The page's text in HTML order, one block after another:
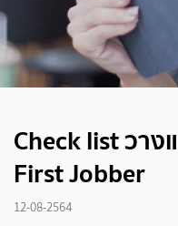
Check list วา
First Jobber
12-08-2564